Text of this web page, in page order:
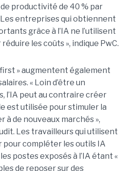
productivité de 40 % par
entreprises qui obtiennent
grâce à l’IA ne l’utilisent
les coûts », indique PwC.
» augmentent également
« Loin d’être un
l’IA peut au contraire créer
est utilisée pour stimuler la
à de nouveaux marchés »,
Les travailleurs qui utilisent
pour compléter les outils IA
postes exposés à l’IA étant «
de reposer sur des